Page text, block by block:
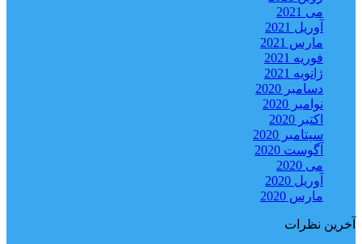
می 2021
آوریل 2021
مارس 2021
فوریه 2021
ژانویه 2021
دسامبر 2020
نوامبر 2020
اکتبر 2020
سپتامبر 2020
آگوست 2020
می 2020
آوریل 2020
مارس 2020
آخرین نظرات